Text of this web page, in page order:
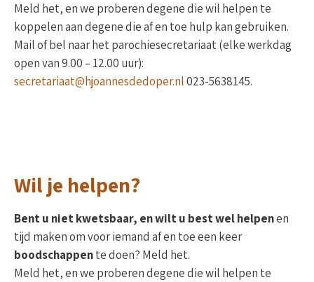
Meld het, en we proberen degene die wil helpen te
koppelen aan degene die af en toe hulp kan gebruiken.
Mail of bel naar het parochiesecretariaat (elke werkdag
open van 9.00 – 12.00 uur):
secretariaat@hjoannesdedoper.nl023-5638145.
Wil je helpen?
Bent u niet kwetsbaar, en wilt u best wel helpenen
tijd maken om voor iemand af en toe een keer
boodschappente doen? Meld het.
Meld het, en we proberen degene die wil helpen te